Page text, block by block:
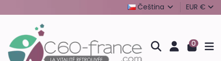
Čeština EUR €
0